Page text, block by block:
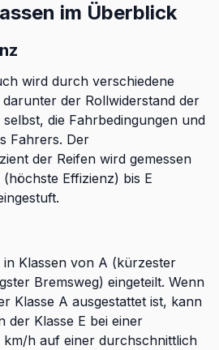
im Überblick
wird durch verschiedene
der Rollwiderstand der
die Fahrbedingungen und
Fahrers. Der
der Reifen wird gemessen
Effizienz) bis E
in Klassen von A (kürzester
Bremsweg) eingeteilt. Wenn
Klasse A ausgestattet ist, kann
der Klasse E bei einer
h auf einer durchschnittlich